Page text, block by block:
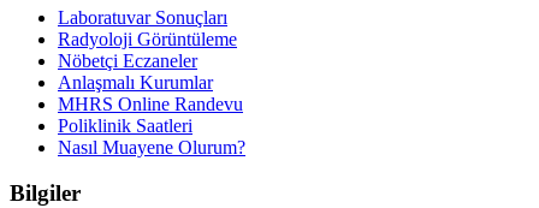
Laboratuvar Sonuçları
Radyoloji Görüntüleme
Nöbetçi Eczaneler
Anlaşmalı Kurumlar
MHRS Online Randevu
Poliklinik Saatleri
Nasıl Muayene Olurum?
Bilgiler